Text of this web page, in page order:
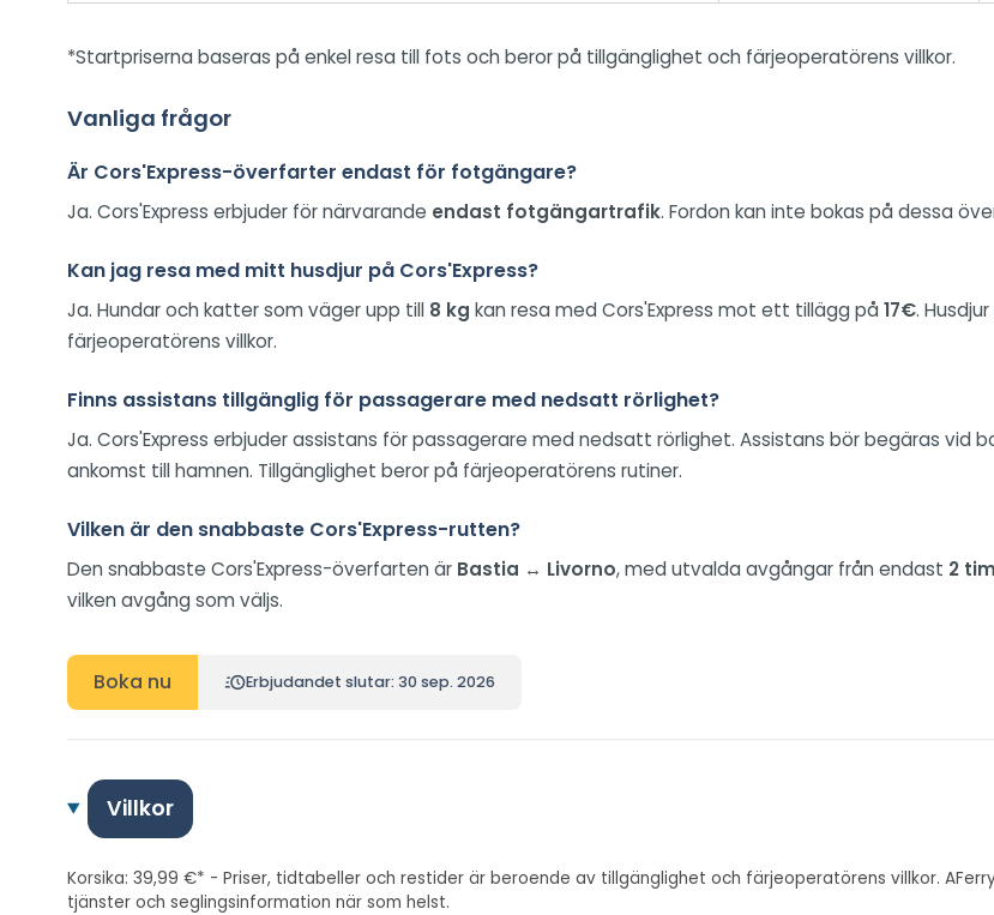
*Startpriserna baseras på enkel resa till fots och beror på tillgänglighet och färjeoperatörens villkor.
Vanliga frågor
Är Cors'Express-överfarter endast för fotgängare?
Ja. Cors'Express erbjuder för närvarande endast fotgängartrafik. Fordon kan inte bokas på dessa
Kan jag resa med mitt husdjur på Cors'Express?
Ja. Hundar och katter som väger upp till 8 kg kan resa med Cors'Express mot ett tillägg på 17€.
färjeoperatörens villkor.
Finns assistans tillgänglig för passagerare med nedsatt rörlighet?
Ja. Cors'Express erbjuder assistans för passagerare med nedsatt rörlighet. Assistans bör begäras vid
ankomst till hamnen. Tillgänglighet beror på färjeoperatörens rutiner.
Vilken är den snabbaste Cors'Express-rutten?
Den snabbaste Cors'Express-överfarten är Bastia ↔ Livorno, med utvalda avgångar från endast 2
vilken avgång som väljs.
Boka nu Erbjudandet slutar: 30 sep. 2026
Villkor
Korsika: 39,99 €* - Priser, tidtabeller och restider är beroende av tillgänglighet och färjeoperatörens villkor.
tjänster och seglingsinformation när som helst.